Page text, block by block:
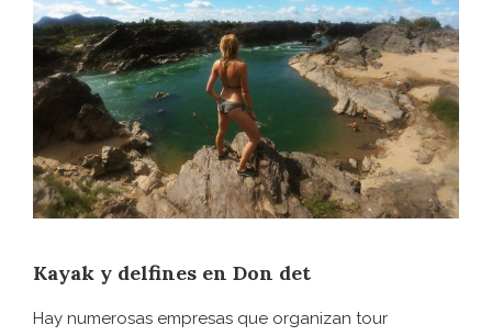
Kayak y delfines en Don det
Hay numerosas empresas que organizan tour